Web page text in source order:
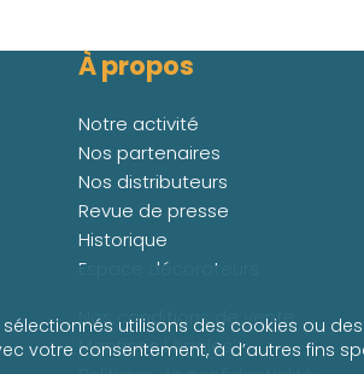
sélectionnés utilisons des cookies ou
votre consentement, à d’autres fins
À propos
Notre activité
Nos partenaires
Nos distributeurs
Revue de presse
Historique
Espace décorateurs
Nos conditions de vente
Mentions Légales